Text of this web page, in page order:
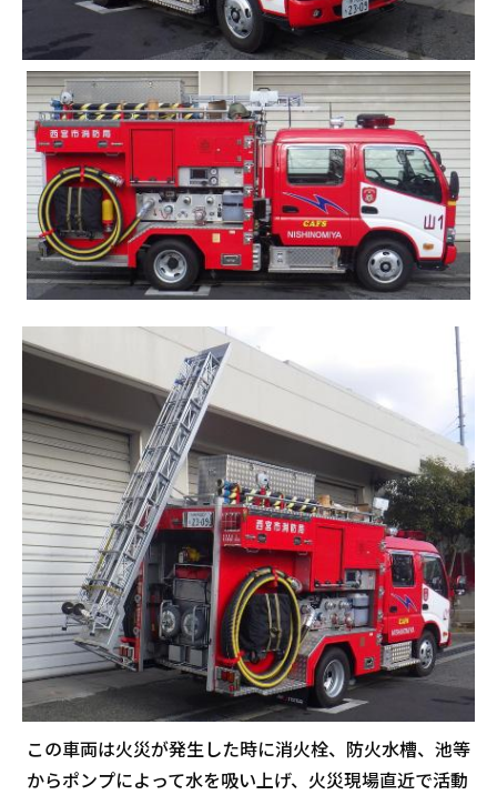
この車両は火災が発生した時に消火栓、防火水槽、池等
からポンプによって水を吸い上げ、火災現場直近で活動